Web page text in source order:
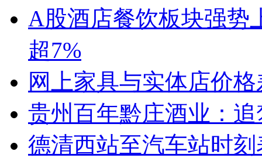
A股酒店餐饮板块强势
超7%
网上家具与实体店价
贵州百年黔庄酒业：
德清西站至汽车站时